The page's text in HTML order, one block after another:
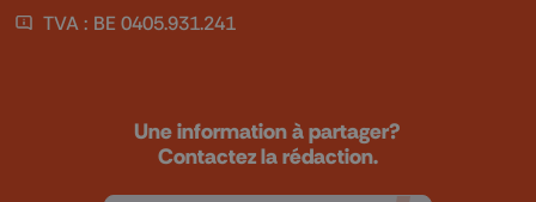
TVA : BE 0405.931.241
Une information à partager?
Contactez la rédaction.